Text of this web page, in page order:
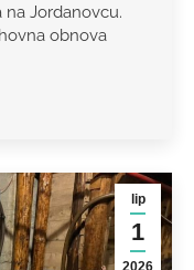
Jordanovcu.
obnova
lip
1
2026